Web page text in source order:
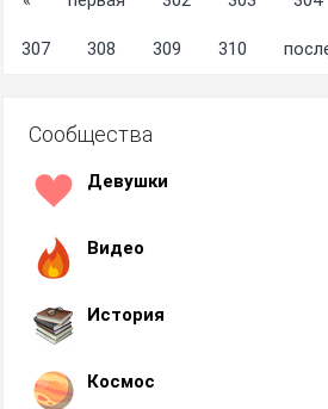
307 308 309 310
Сообщества
Девушки
Видео
История
Космос